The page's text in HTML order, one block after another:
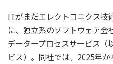
ITがまだエレクトロニクス技
に、独立系のソフトウェア会
データープロセスサービス（
ビス）。同社では、2025年